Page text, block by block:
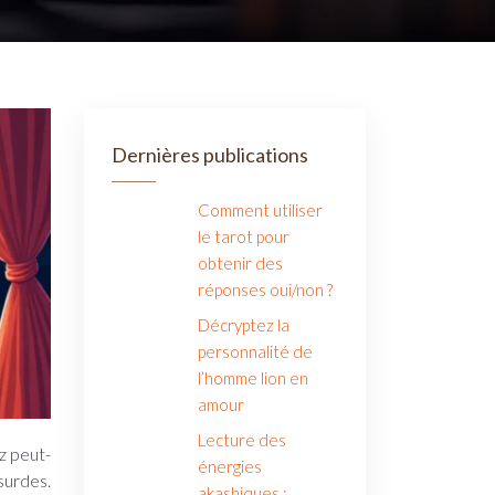
Dernières publications
Comment utiliser
le tarot pour
obtenir des
réponses oui/non ?
Décryptez la
personnalité de
l’homme lion en
amour
Lecture des
énergies